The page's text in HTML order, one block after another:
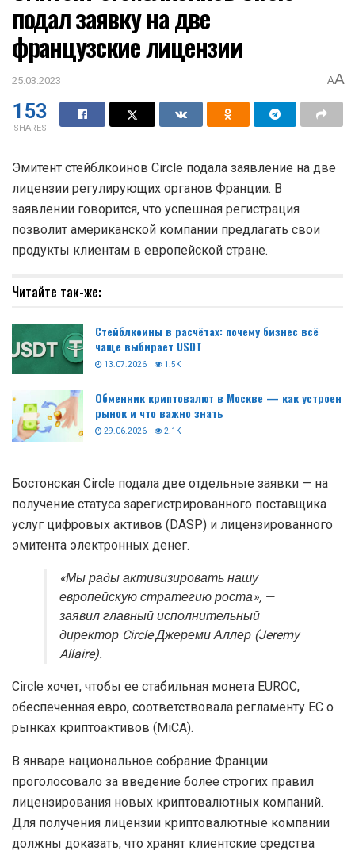
подал заявку на две
французские лицензии
25.03.2023 AA
153
SHARES
Эмитент стейблкоинов Circle подала заявление на две
лицензии регулирующих органов Франции. В
заявлении говорится, что успешная регистрация
позволит американской компании предлагать свои
продукты клиентам в европейской стране.
Читайте так-же:
Стейблкоины в расчётах: почему бизнес всё
чаще выбирает USDT
13.07.2026 1.5K
Обменник криптовалют в Москве — как устроен
рынок и что важно знать
29.06.2026 2.1K
Бостонская Circle подала две отдельные заявки — на
получение статуса зарегистрированного поставщика
услуг цифровых активов (DASP) и лицензированного
эмитента электронных денег.
«Мы рады активизировать нашу
европейскую стратегию роста», —
заявил главный исполнительный
директор Circle Джереми Аллер (Jeremy
Allaire).
Circle хочет, чтобы ее стабильная монета EUROC,
обеспеченная евро, соответствовала регламенту ЕС о
рынках криптоактивов (MiCA).
В январе национальное собрание Франции
проголосовало за введение более строгих правил
лицензирования новых криптовалютных компаний.
Для получения лицензии криптовалютные компании
должны доказать, что хранят клиентские средства